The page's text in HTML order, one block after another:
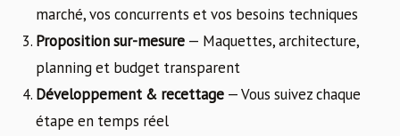
marché, vos concurrents et vos besoins techniques
Proposition sur-mesure — Maquettes, architecture,
planning et budget transparent
Développement & recettage — Vous suivez chaque
étape en temps réel